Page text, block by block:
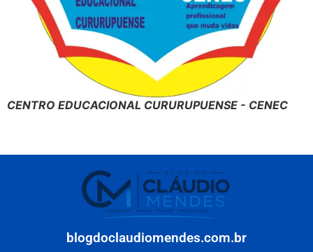
CENTRO EDUCACIONAL CURURUPUENSE - CENEC
blogdoclaudiomendes.com.br